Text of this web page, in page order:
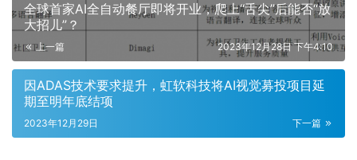
全球首家AI全自动餐厅即将开业，爬上“舌尖”后能否“放
大招儿”？
上一篇 2023年12月28日 下午4:10
因ADAS技术要求提升，虹软科技将AI视觉募投项目延
期至明年底结项
下一篇
2023年12月29日